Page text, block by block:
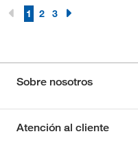
1 2 3
Sobre nosotros
Atención al cliente